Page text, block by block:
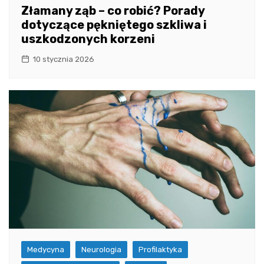
Złamany ząb – co robić? Porady
dotyczące pękniętego szkliwa i
uszkodzonych korzeni
10 stycznia 2026
Medycyna Neurologia Profilaktyka